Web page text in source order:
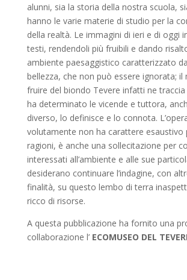
alunni, sia la storia della nostra scuola,
hanno le varie materie di studio per la
della realtà. Le immagini di ieri e di oggi
testi, rendendoli più fruibili e dando
ambiente paesaggistico caratterizzato
bellezza, che non può essere ignorata; il
fruire del biondo Tevere infatti ne
ha determinato le vicende e tuttora,
diverso, lo definisce e lo connota.
volutamente non ha carattere esaustivo
ragioni, è anche una sollecitazione per
interessati all’ambiente e alle sue
desiderano continuare l’indagine, con
finalità, su questo lembo di terra
ricco di risorse.
A questa pubblicazione ha fornito una
collaborazione l’ ECOMUSEO DEL